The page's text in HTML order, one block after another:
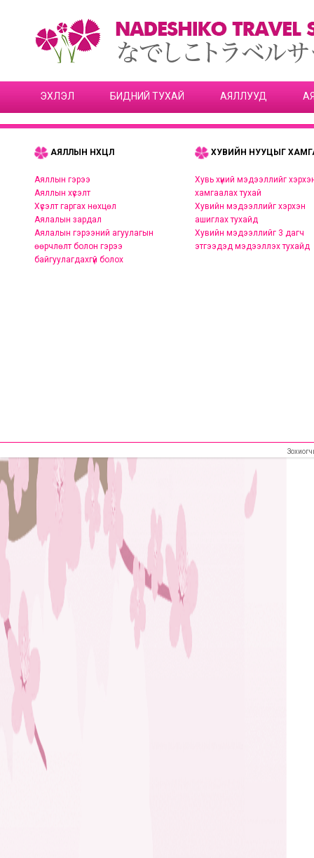
ЭХЛЭЛ БИДНИЙ ТУХАЙ АЯЛЛУУД
АЯЛЛЫН НӨХЦӨЛ
Аяллын гэрээ
Аяллын хүсэлт
Хүсэлт гаргах нөхцөл
Аялалын зардал
Аялалын гэрээний агуулагын
өөрчлөлт болон гэрээ
байгуулагдахгүй болох
ХУВИЙН НУУЦЫГ
Хувь хүний мэдээллийг
хамгаалах тухай
Хувийн мэдээллийг хэрхэн
ашиглах тухайд
Хувийн мэдээллийг 3 дагч
этгээдэд мэдээллэх тухайд